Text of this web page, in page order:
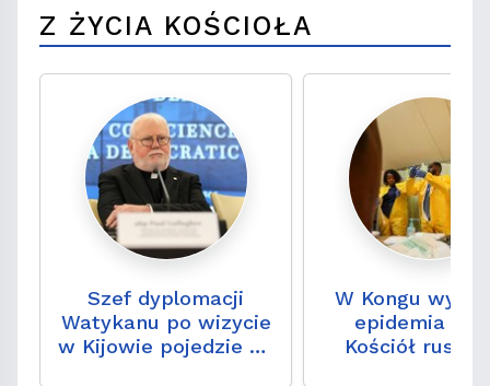
Z ŻYCIA KOŚCIOŁA
Szef dyplomacji
Watykanu po wizycie
w Kijowie pojedzie do
W Kongu
epidemia
Kościół